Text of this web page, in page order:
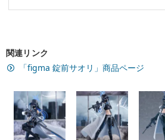
関連リンク
「figma 錠前サオリ」商品ページ